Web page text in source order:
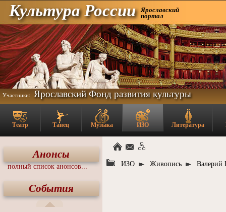
Культура России Ярославский
портал
Участники: Ярославский Фонд развития культуры
Театр Танец Музыка ИЗО Литература
Анонсы
полный список анонсов...
События
ИЗО Живопись Валерий